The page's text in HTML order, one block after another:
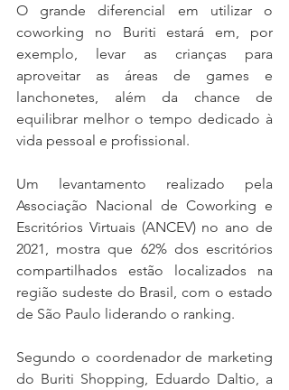
O grande diferencial em utilizar o
coworking no Buriti estará em, por
exemplo, levar as crianças para
aproveitar as áreas de games e
lanchonetes, além da chance de
equilibrar melhor o tempo dedicado à
vida pessoal e profissional.
Um levantamento realizado pela
Associação Nacional de Coworking e
Escritórios Virtuais (ANCEV) no ano de
2021, mostra que 62% dos escritórios
compartilhados estão localizados na
região sudeste do Brasil, com o estado
de São Paulo liderando o ranking.
Segundo o coordenador de marketing
do Buriti Shopping, Eduardo Daltio, a